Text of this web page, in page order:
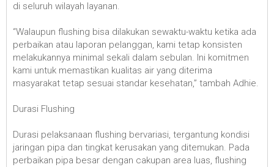
di seluruh wilayah layanan.
“Walaupun flushing bisa dilakukan sewaktu-waktu ketika ada
perbaikan atau laporan pelanggan, kami tetap konsisten
melakukannya minimal sekali dalam sebulan. Ini komitmen
kami untuk memastikan kualitas air yang diterima
masyarakat tetap sesuai standar kesehatan,” tambah Adhie.
Durasi Flushing
Durasi pelaksanaan flushing bervariasi, tergantung kondisi
jaringan pipa dan tingkat kerusakan yang ditemukan. Pada
perbaikan pipa besar dengan cakupan area luas, flushing